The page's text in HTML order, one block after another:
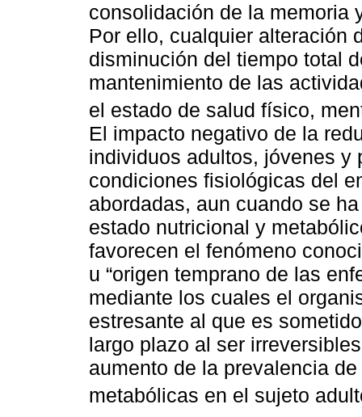
consolidación de la memoria
Por ello, cualquier alteración
disminución del tiempo total
mantenimiento de las
el estado de salud físico,
El impacto negativo de la
individuos adultos, jóvenes y
condiciones fisiológicas del
abordadas, aun cuando se
estado nutricional y
favorecen el fenómeno
u “origen temprano de las
mediante los cuales el
estresante al que es
largo plazo al ser
aumento de la prevalencia
metabólicas en el sujeto